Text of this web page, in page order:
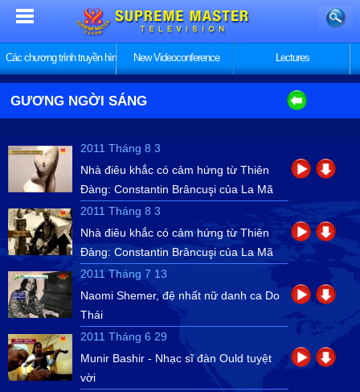
Các chương trình truyền hình New Videoconference Lectures
GƯƠNG NGỜI SÁNG
2011 Tháng 8 3
Nhà điêu khắc có cảm hứng từ Thiên
Đàng: Constantin Brâncuşi của La Mã
2011 Tháng 8 3
Nhà điêu khắc có cảm hứng từ Thiên
Đàng: Constantin Brâncuşi của La Mã
2011 Tháng 7 13
Naomi Shemer, đệ nhất nữ danh ca Do
Thái
2011 Tháng 6 29
Munir Bashir - Nhạc sĩ đàn Ould tuyệt
vời